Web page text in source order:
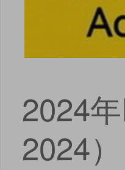
2024
2024）